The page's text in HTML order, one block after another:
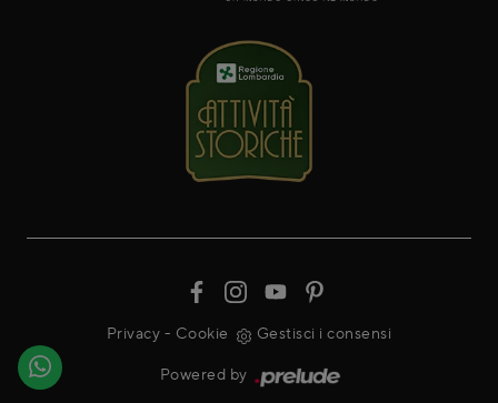
Privacy - Cookie Gestisci i consensi
Powered by